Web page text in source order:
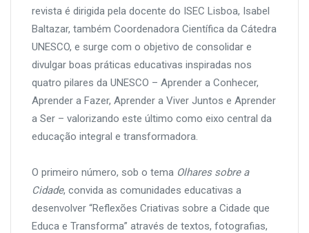
revista é dirigida pela docente do ISEC Lisboa, Isabel
Baltazar, também Coordenadora Científica da Cátedra
UNESCO, e surge com o objetivo de consolidar e
divulgar boas práticas educativas inspiradas nos
quatro pilares da UNESCO – Aprender a Conhecer,
Aprender a Fazer, Aprender a Viver Juntos e Aprender
a Ser – valorizando este último como eixo central da
educação integral e transformadora.
O primeiro número, sob o tema Olhares sobre a
Cidade, convida as comunidades educativas a
desenvolver “Reflexões Criativas sobre a Cidade que
Educa e Transforma” através de textos, fotografias,